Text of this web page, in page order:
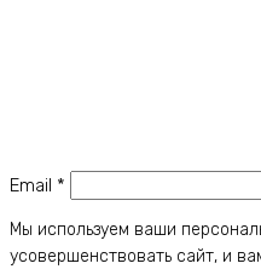
Email *
Мы используем ваши
усовершенствовать сайт, и